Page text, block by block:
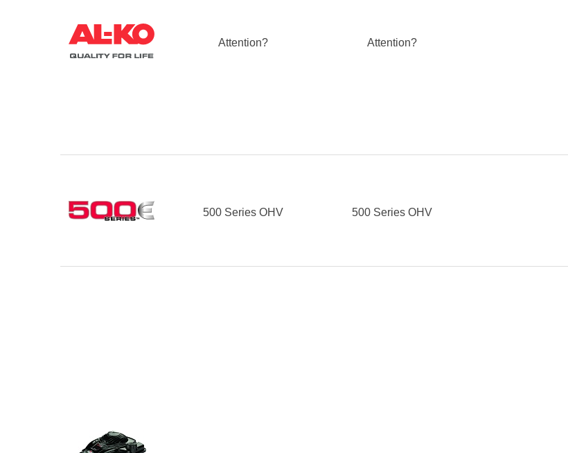
Attention? Attention?
500 Series OHV 500 Series OHV